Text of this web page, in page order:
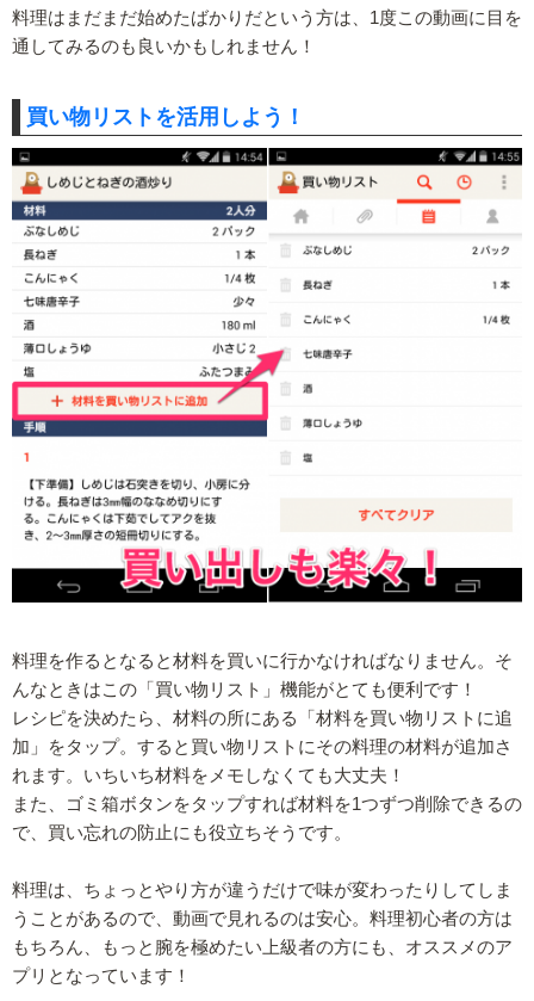
料理はまだまだ始めたばかりだという方は、1度この動画に目を
通してみるのも良いかもしれません！
買い物リストを活用しよう！
料理を作るとなると材料を買いに行かなければなりません。そ
んなときはこの「買い物リスト」機能がとても便利です！
レシピを決めたら、材料の所にある「材料を買い物リストに追
加」をタップ。すると買い物リストにその料理の材料が追加さ
れます。いちいち材料をメモしなくても大丈夫！
また、ゴミ箱ボタンをタップすれば材料を1つずつ削除できるの
で、買い忘れの防止にも役立ちそうです。
料理は、ちょっとやり方が違うだけで味が変わったりしてしま
うことがあるので、動画で見れるのは安心。料理初心者の方は
もちろん、もっと腕を極めたい上級者の方にも、オススメのア
プリとなっています！